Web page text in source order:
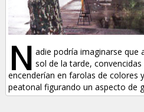
N adie podría imaginarse que
sol de la tarde,
encenderían en farolas de colores
peatonal figurando un aspecto de